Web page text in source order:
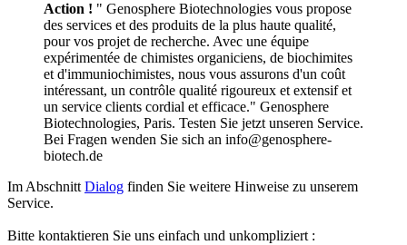
Action ! " Genosphere Biotechnologies vous propose
des services et des produits de la plus haute qualité,
pour vos projet de recherche. Avec une équipe
expérimentée de chimistes organiciens, de biochimites
et d'immuniochimistes, nous vous assurons d'un coût
intéressant, un contrôle qualité rigoureux et extensif et
un service clients cordial et efficace." Genosphere
Biotechnologies, Paris. Testen Sie jetzt unseren Service.
Bei Fragen wenden Sie sich an info@genosphere-
biotech.de
Im Abschnitt Dialog finden Sie weitere Hinweise zu unserem
Service.
Bitte kontaktieren Sie uns einfach und unkompliziert :